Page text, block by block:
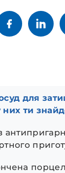
для
них ти